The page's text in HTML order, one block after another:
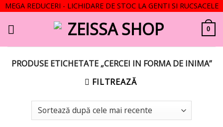
MEGA REDUCERI - LICHIDARE DE STOC LA GENTI SI RUCSACELE
0
PRODUSE ETICHETATE „CERCEI IN FORMA DE INIMA”
FILTREAZĂ